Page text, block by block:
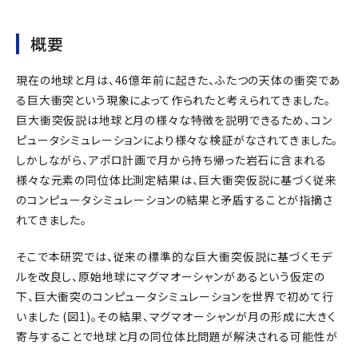
概要
現在の地球と月は、46億年前に起きた、ふたつの天体の衝突であ
る巨大衝突という現象によって作られたと考えられてきました。
巨大衝突仮説は地球と月の様々な特徴を説明できるため、コン
ピュータシミュレーションにより様々な検証がなされてきました。
しかしながら、アポロ計画で月から持ち帰った岩石に含まれる
様々な元素の同位体比測定結果は、巨大衝突仮説に基づく従来
のコンピュータシミュレーションの結果と矛盾することが指摘さ
れてきました。
そこで本研究では、従来の標準的な巨大衝突仮説に基づくモデ
ルを改良し、原始地球にマグマオーシャンがあるという仮定の
下、巨大衝突のコンピュータシミュレーションを世界で初めて行
いました (図1)。その結果、マグマオーシャンが月の形成に大きく
寄与することで地球と月の同位体比問題が解決される可能性が